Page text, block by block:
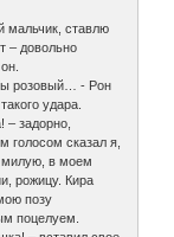
мальчик, ставлю
– довольно
розовый… - Рон
удара.
– задорно,
голосом сказал я,
милую, в моем
рожицу. Кира
позу
поцелуем.